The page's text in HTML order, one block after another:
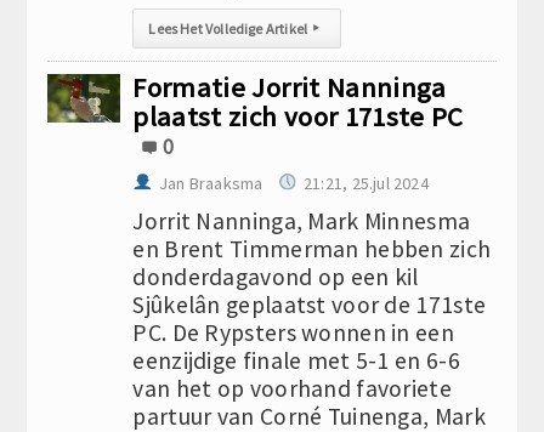
Lees Het Volledige Artikel ▸
Formatie Jorrit Nanninga
plaatst zich voor 171ste PC
0
Jan Braaksma 21:21, 25.jul 2024
Jorrit Nanninga, Mark Minnesma
en Brent Timmerman hebben zich
donderdagavond op een kil
Sjûkelân geplaatst voor de 171ste
PC. De Rypsters wonnen in een
eenzijdige finale met 5-1 en 6-6
van het op voorhand favoriete
partuur van Corné Tuinenga, Mark